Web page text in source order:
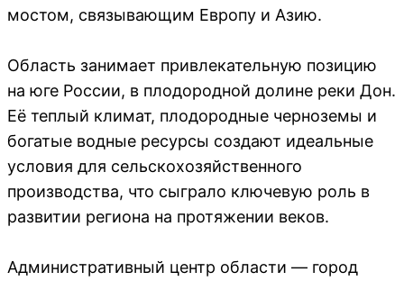
мостом, связывающим Европу и Азию.
Область занимает привлекательную позицию
на юге России, в плодородной долине реки Дон.
Её теплый климат, плодородные черноземы и
богатые водные ресурсы создают идеальные
условия для сельскохозяйственного
производства, что сыграло ключевую роль в
развитии региона на протяжении веков.
Административный центр области — город